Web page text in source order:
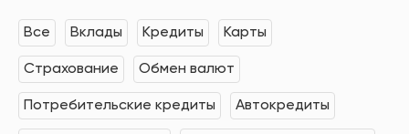
Все Вклады Кредиты Карты
Страхование Обмен валют
Потребительские кредиты Автокредиты